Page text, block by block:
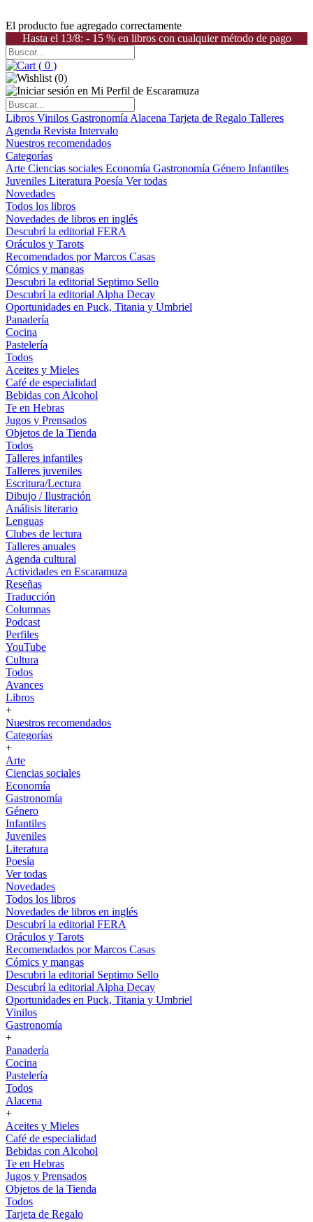
El producto fue agregado correctamente
Hasta el 13/8: - 15 % en libros con cualquier método de pago
( 0 )
(0)
Libros Vinilos Gastronomía Alacena Tarjeta de Regalo Talleres
Agenda Revista Intervalo
Nuestros recomendados
Categorías
Arte Ciencias sociales Economía Gastronomía Género Infantiles
Juveniles Literatura Poesía Ver todas
Novedades
Todos los libros
Novedades de libros en inglés
Descubrí la editorial FERA
Oráculos y Tarots
Recomendados por Marcos Casas
Cómics y mangas
Descubri la editorial Septimo Sello
Descubrí la editorial Alpha Decay
Oportunidades en Puck, Titania y Umbriel
Panadería
Cocina
Pastelería
Todos
Aceites y Mieles
Café de especialidad
Bebidas con Alcohol
Te en Hebras
Jugos y Prensados
Objetos de la Tienda
Todos
Talleres infantiles
Talleres juveniles
Escritura/Lectura
Dibujo / Ilustración
Análisis literario
Lenguas
Clubes de lectura
Talleres anuales
Agenda cultural
Actividades en Escaramuza
Reseñas
Traducción
Columnas
Podcast
Perfiles
YouTube
Cultura
Todos
Avances
Libros
+
Nuestros recomendados
Categorías
+
Arte
Ciencias sociales
Economía
Gastronomía
Género
Infantiles
Juveniles
Literatura
Poesía
Ver todas
Novedades
Todos los libros
Novedades de libros en inglés
Descubrí la editorial FERA
Oráculos y Tarots
Recomendados por Marcos Casas
Cómics y mangas
Descubri la editorial Septimo Sello
Descubrí la editorial Alpha Decay
Oportunidades en Puck, Titania y Umbriel
Vinilos
Gastronomía
+
Panadería
Cocina
Pastelería
Todos
Alacena
+
Aceites y Mieles
Café de especialidad
Bebidas con Alcohol
Te en Hebras
Jugos y Prensados
Objetos de la Tienda
Todos
Tarjeta de Regalo